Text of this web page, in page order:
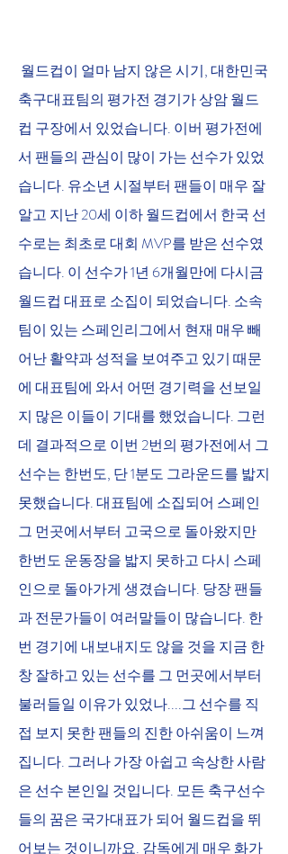
축구대표팀의 평가전 경기가 상암 월드
컵 구장에서 있었습니다. 이버 평가전에
서 팬들의 관심이 많이 가는 선수가 있었
습니다. 유소년 시절부터 팬들이 매우 잘
알고 지난 20세 이하 월드컵에서 한국 선
수로는 최초로 대회 MVP를 받은 선수였
습니다. 이 선수가 1년 6개월만에 다시금
월드컵 대표로 소집이 되었습니다. 소속
팀이 있는 스페인리그에서 현재 매우 빼
어난 활약과 성적을 보여주고 있기 때문
에 대표팀에 와서 어떤 경기력을 선보일
지 많은 이들이 기대를 했었습니다. 그런
데 결과적으로 이번 2번의 평가전에서 그
선수는 한번도, 단 1분도 그라운드를 밟지
못했습니다. 대표팀에 소집되어 스페인
그 먼곳에서부터 고국으로 돌아왔지만
한번도 운동장을 밟지 못하고 다시 스페
인으로 돌아가게 생겼습니다. 당장 팬들
과 전문가들이 여러말들이 많습니다. 한
번 경기에 내보내지도 않을 것을 지금 한
창 잘하고 있는 선수를 그 먼곳에서부터
불러들일 이유가 있었나....그 선수를 직
접 보지 못한 팬들의 진한 아쉬움이 느껴
집니다. 그러나 가장 아쉽고 속상한 사람
은 선수 본인일 것입니다. 모든 축구선수
들의 꿈은 국가대표가 되어 월드컵을 뛰
어보는 것이니까요. 감독에게 매우 화가